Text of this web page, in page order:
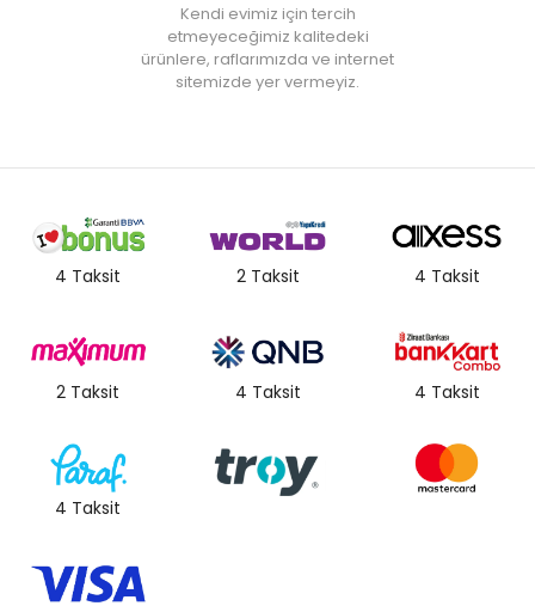
Kendi evimiz için tercih
etmeyeceğimiz kalitedeki
ürünlere, raflarımızda ve internet
sitemizde yer vermeyiz.
4 Taksit 2 Taksit 4 Taksit
2 Taksit 4 Taksit 4 Taksit
4 Taksit